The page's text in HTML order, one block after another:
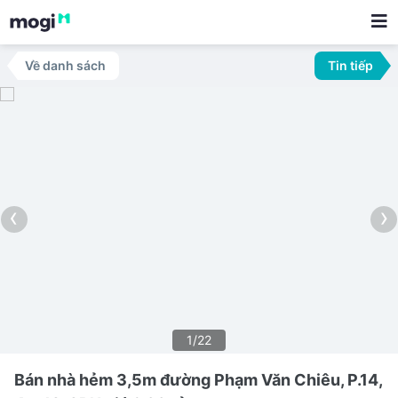
Về danh sách Tin tiếp
‹ ›
1/22
Bán nhà hẻm 3,5m đường Phạm Văn Chiêu, P.14,